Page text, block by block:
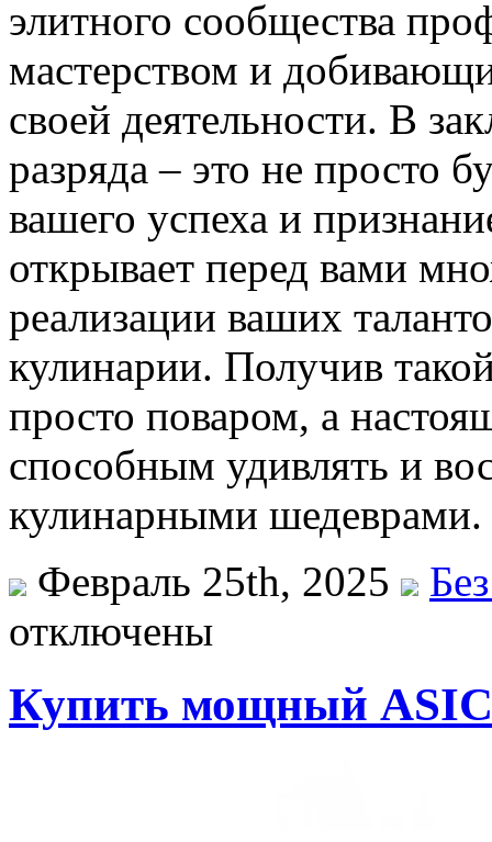
элитного сообщества
мастерством и
своей деятельности. В
разряда – это не просто
вашего успеха и
открывает перед вами
реализации ваших
кулинарии. Получив
просто поваром, а
способным удивлять и
кулинарными шедеврами.
Февраль 25th, 2025
отключены
Купить мощный